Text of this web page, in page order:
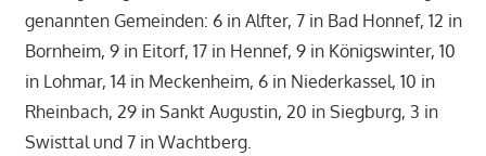
genannten Gemeinden: 6 in Alfter, 7 in Bad Honnef, 12 in
Bornheim, 9 in Eitorf, 17 in Hennef, 9 in Königswinter, 10
in Lohmar, 14 in Meckenheim, 6 in Niederkassel, 10 in
Rheinbach, 29 in Sankt Augustin, 20 in Siegburg, 3 in
Swisttal und 7 in Wachtberg.